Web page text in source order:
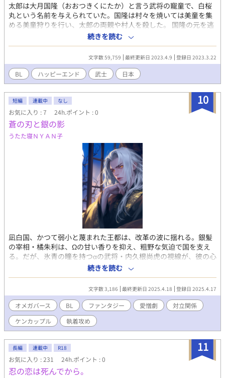
太郎は大月国隆（おおつきくにたか）と言う武将の寵童で、白桜
丸という名前を与えられていた。国隆は村々を焼いては美童を集
める美童狩りを行い、太郎の両親や村人を殺した。 国隆の元を逃
れた太郎は故郷を目指す途中、野盗に襲われた所を源秋光（みな
もとのときみつ）と名乗る武将に助けられた――。 ※作家になろ
う様でも掲載しております
続きを読む
文字数 59,759 最終更新日 2023.4.9 登録日 2023.3.22
BL ハッピーエンド 武士 日本
10
短編 連載中 なし
お気に入り : 7 24h.ポイント : 0
蒼の刃と銀の影
うたた寝ＮＹＡＮ子
凪白国、かつて弱小と蔑まれた王都は、改革の波に揺れる。銀髪
の宰相・橘朱利は、Ωの甘い香りを抑え、粗野な気迫で国を支え
る。だが、氷青の瞳を持つαの武将・内久根尚虎の視線が、彼の心
を切り裂く。尚虎に惹かれながらも、Ωの本能に屈することを拒
む朱利。誇りと葛藤の狭間で、彼の魂は燃え上がる。 対する尚虎
は、朱利の気魄と香りに心奪われながら、苛立ちを抑えきれず挑
発を繰り返す。朱利に受け入れられない現実が、αのプライドを刺
す。支配したい衝動と、優しく守りたい願いが交錯し、互いを追
い詰める刃が響き合う。
続きを読む
文字数 3,186 最終更新日 2025.4.18 登録日 2025.4.17
オメガバース BL ファンタジー 愛憎劇
対立関係
ケンカップル
執着攻め
11
長編 連載中 R18
お気に入り : 231 24h.ポイント : 0
忍の恋は死んでから。